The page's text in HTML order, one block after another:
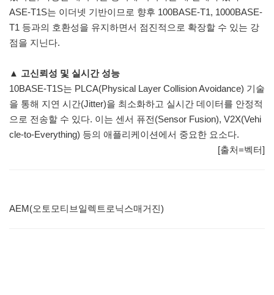
ASE-T1S는 이더넷 기반이므로 향후 100BASE-T1, 1000BASE-
T1 등과의 호환성을 유지하면서 점진적으로 확장할 수 있는 강
점을 지닌다.
▲ 고신뢰성 및 실시간 성능
10BASE-T1S는 PLCA(Physical Layer Collision Avoidance) 기술
을 통해 지연 시간(Jitter)을 최소화하고 실시간 데이터를 안정적
으로 전송할 수 있다. 이는 센서 퓨전(Sensor Fusion), V2X(Vehi
cle-to-Everything) 등의 애플리케이션에서 중요한 요소다.
[출처=벡터]
AEM(오토모티브일렉트로닉스매거진)